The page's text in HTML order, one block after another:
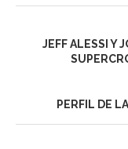
JEFF ALESSI Y
PERFIL DE